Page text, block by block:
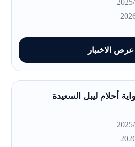
عرض الاختبار
أحلام ليبل السعيدة